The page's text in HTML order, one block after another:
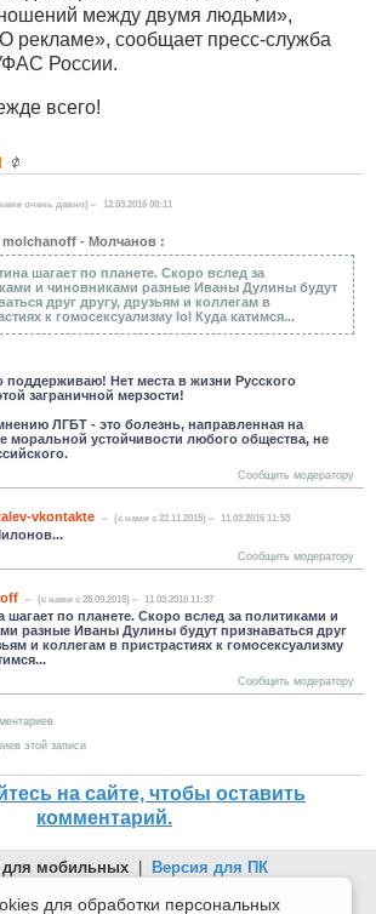
между двумя людьми»,
рекламе», сообщает пресс-служба
России.
всего!
очень давно) 12.03.2016 00:11
- Молчанов :
шагает по планете. Скоро вслед за
и чиновниками разные Иваны Дулины будут
друг другу, друзьям и коллегам в
к гомосексуализму lol Куда катимся...
поддерживаю! Нет места в жизни Русского
заграничной мерзости!
ЛГБТ - это болезнь, направленная на
моральной устойчивости любого общества, не
Сообщить модератору
vkontakte (c нами с 22.11.2015) 11.03.2016 11:53
Сообщить модератору
(c нами с 28.09.2015) 11.03.2016 11:37
шагает по планете. Скоро вслед за политиками и
разные Иваны Дулины будут признаваться друг
и коллегам в пристрастиях к гомосексуализму
Сообщить модератору
этой записи
на сайте, чтобы оставить
комментарий.
для мобильных
Версия для ПК
Северодвинск tv29.ru
для обработки персональных